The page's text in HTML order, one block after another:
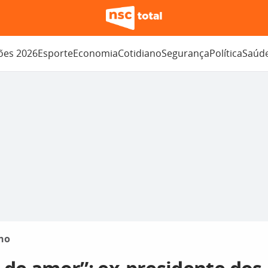
2026EsporteEconomiaCotidianoSegurançaPolítica